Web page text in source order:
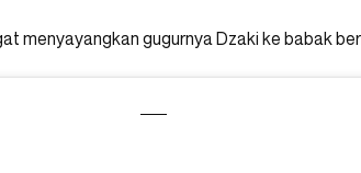
menyayangkan gugurnya Dzaki ke babak